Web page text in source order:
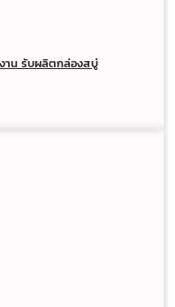
าน รับผลิตกล่องสบู่